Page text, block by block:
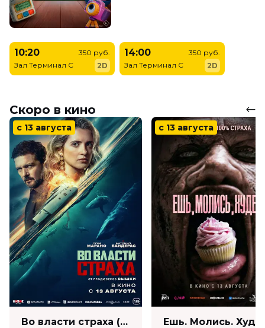
10:20
Зал Терминал C
350 руб.
2D
14:00
Зал Терминал C
350 руб.
2D
Скоро в кино
с 13 августа
Во власти страха (18+)
с 13 августа